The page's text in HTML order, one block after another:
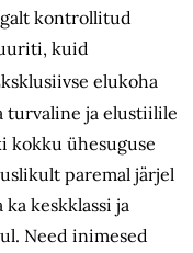
kontrollitud
kuid
elukoha
turvaline ja elustiilile
kokku ühesuguse
paremal järjel
keskklassi ja
Need inimesed